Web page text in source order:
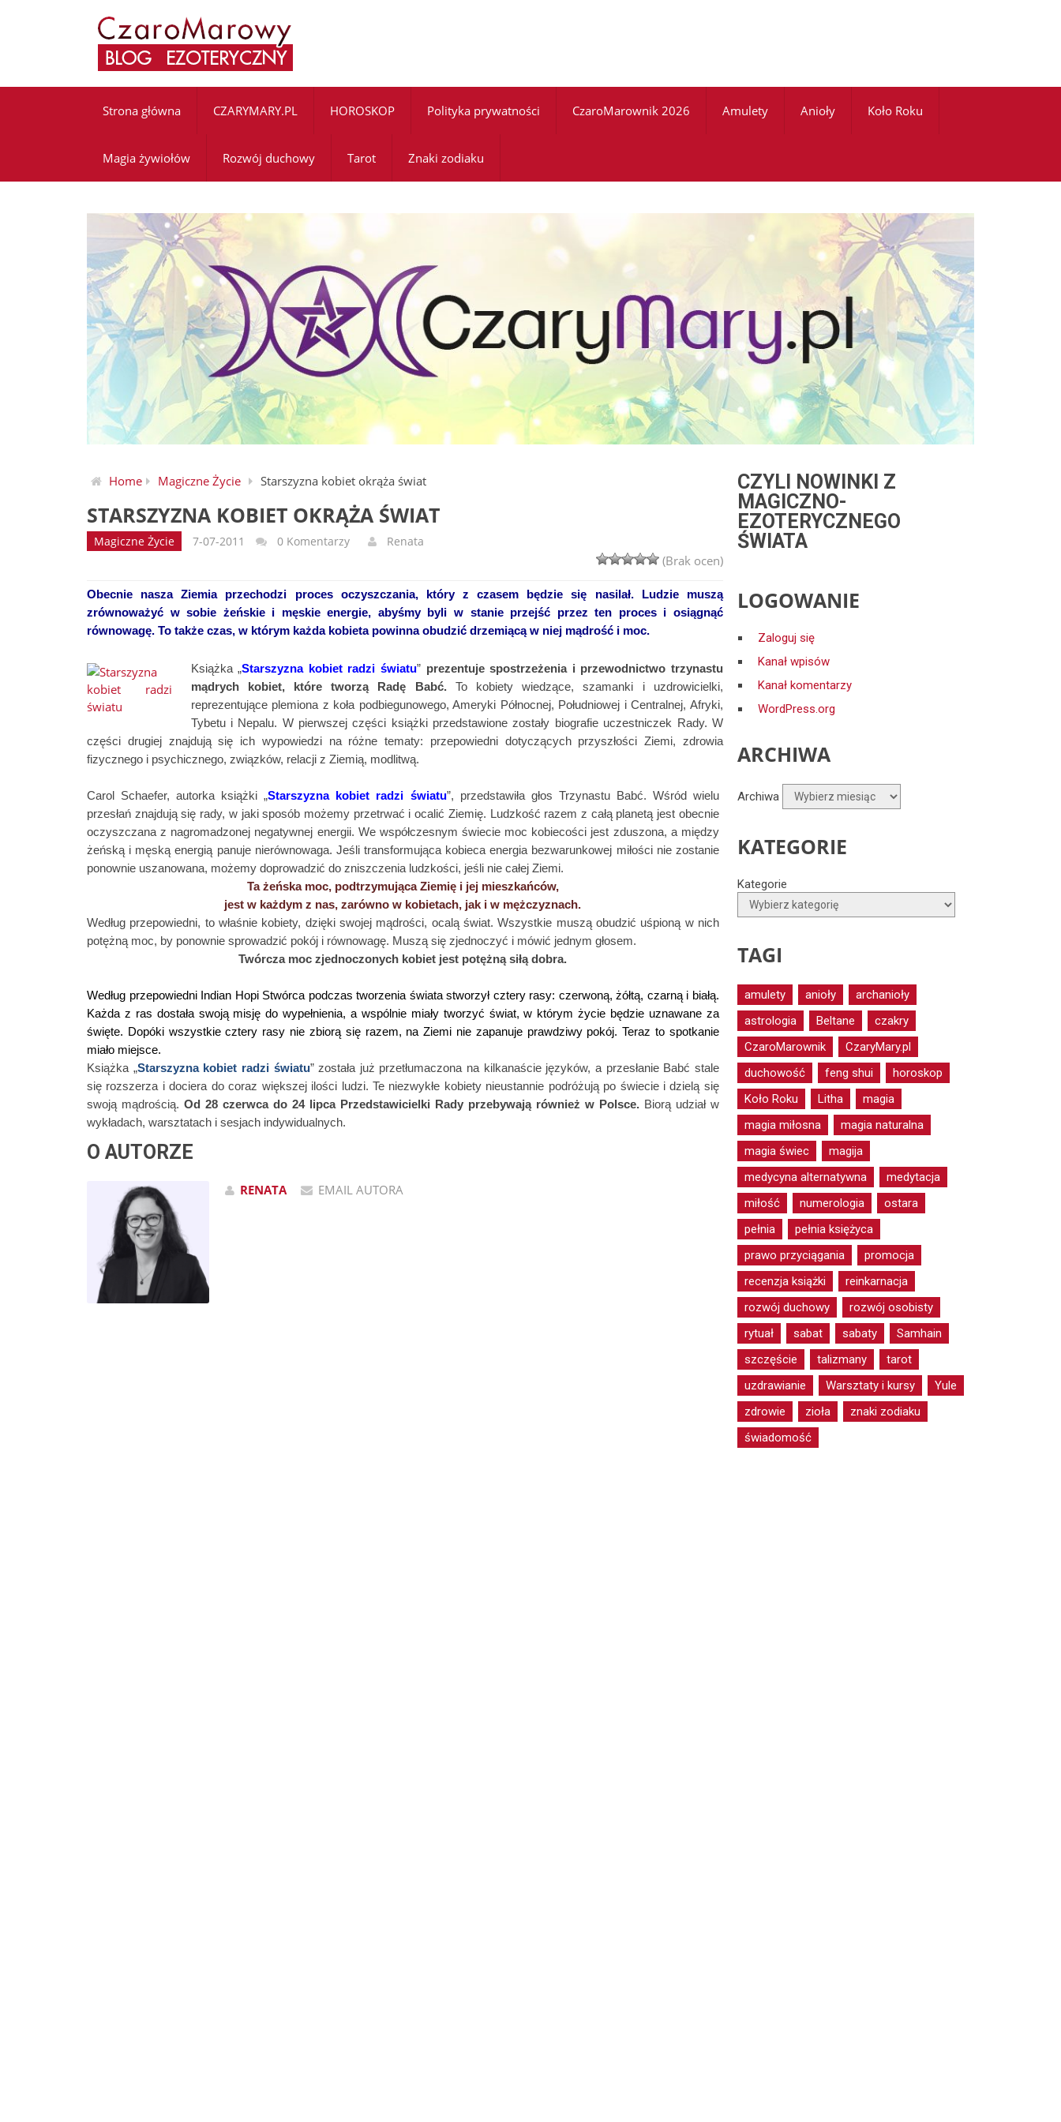
Strona główna CZARYMARY.PL HOROSKOP Polityka prywatności CzaroMarownik 2026 Amulety Anioły Koło Roku
Magia żywiołów Rozwój duchowy Tarot Znaki zodiaku
Home Magiczne Życie Starszyzna kobiet okrąża świat
STARSZYZNA KOBIET OKRĄŻA ŚWIAT
Magiczne Życie 7-07-2011 0 Komentarzy Renata
(Brak ocen)
Obecnie nasza Ziemia przechodzi proces oczyszczania, który z czasem będzie się nasilał. Ludzie muszą
zrównoważyć w sobie żeńskie i męskie energie, abyśmy byli w stanie przejść przez ten proces i osiągnąć
równowagę. To także czas, w którym każda kobieta powinna obudzić drzemiącą w niej mądrość i moc.
Książka „Starszyzna kobiet radzi światu” prezentuje spostrzeżenia i przewodnictwo trzynastu
mądrych kobiet, które tworzą Radę Babć.To kobiety wiedzące, szamanki i uzdrowicielki,
reprezentujące plemiona z koła podbiegunowego, Ameryki Północnej, Południowej i Centralnej, Afryki,
Tybetu i Nepalu. W pierwszej części książki przedstawione zostały biografie uczestniczek Rady. W
części drugiej znajdują się ich wypowiedzi na różne tematy: przepowiedni dotyczących przyszłości Ziemi, zdrowia
fizycznego i psychicznego, związków, relacji z Ziemią, modlitwą.
Carol Schaefer, autorka książki „Starszyzna kobiet radzi światu”, przedstawiła głos Trzynastu Babć. Wśród wielu
przesłań znajdują się rady, w jaki sposób możemy przetrwać i ocalić Ziemię. Ludzkość razem z całą planetą jest obecnie
oczyszczana z nagromadzonej negatywnej energii. We współczesnym świecie moc kobiecości jest zduszona, a między
żeńską i męską energią panuje nierównowaga. Jeśli transformująca kobieca energia bezwarunkowej miłości nie zostanie
ponownie uszanowana, możemy doprowadzić do zniszczenia ludzkości, jeśli nie całej Ziemi.
Ta żeńska moc, podtrzymująca Ziemię i jej mieszkańców,
jest w każdym z nas, zarówno w kobietach, jak i w mężczyznach.
Według przepowiedni, to właśnie kobiety, dzięki swojej mądrości, ocalą świat. Wszystkie muszą obudzić uśpioną w nich
potężną moc, by ponownie sprowadzić pokój i równowagę. Muszą się zjednoczyć i mówić jednym głosem.
Twórcza moc zjednoczonych kobiet jest potężną siłą dobra.
Według przepowiedni Indian Hopi Stwórca podczas tworzenia świata stworzył cztery rasy: czerwoną, żółtą, czarną i białą.
Każda z ras dostała swoją misję do wypełnienia, a wspólnie miały tworzyć świat, w którym życie będzie uznawane za
święte. Dopóki wszystkie cztery rasy nie zbiorą się razem, na Ziemi nie zapanuje prawdziwy pokój. Teraz to spotkanie
miało miejsce.
Książka „Starszyzna kobiet radzi światu” została już przetłumaczona na kilkanaście języków, a przesłanie Babć stale
się rozszerza i dociera do coraz większej ilości ludzi. Te niezwykłe kobiety nieustannie podróżują po świecie i dzielą się
swoją mądrością. Od 28 czerwca do 24 lipca Przedstawicielki Rady przebywają również w Polsce. Biorą udział w
wykładach, warsztatach i sesjach indywidualnych.
Obecnie
Ziemia
przechodzi
proces
oczyszczania,
który
czasem
O AUTORZE
RENATA EMAIL AUTORA
CZYLI NOWINKI Z
MAGICZNO-
EZOTERYCZNEGO
ŚWIATA
LOGOWANIE
Zaloguj się
Kanał wpisów
Kanał komentarzy
WordPress.org
ARCHIWA
Archiwa
KATEGORIE
Kategorie
TAGI
amulety anioły
archanioły
astrologia
Beltane
czakry
CzaroMarownik
CzaryMary.pl
duchowość
feng shui
horoskop
Koło Roku
Litha
magia
magia miłosna
magia naturalna
magia świec
magija
medycyna alternatywna
medytacja
miłość
numerologia
ostara
pełnia
pełnia księżyca
prawo przyciągania
promocja
recenzja książki
reinkarnacja
rozwój duchowy
rozwój osobisty
rytuał
sabat sabaty
Samhain
szczęście
talizmany
tarot
uzdrawianie
Warsztaty i kursy
Yule
zdrowie
zioła
znaki zodiaku
świadomość